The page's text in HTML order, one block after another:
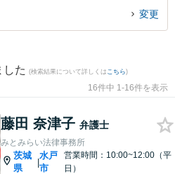
の弁護士に相談予約したい』などでお困
変更
した (検索結果について詳しくは こちら)
16件中 1-16件を表示
藤田 奈津子 弁護士
みとみらい法律事務所
茨城
県
|
水戸
市
営業時間：10:00~12:00（平
日）